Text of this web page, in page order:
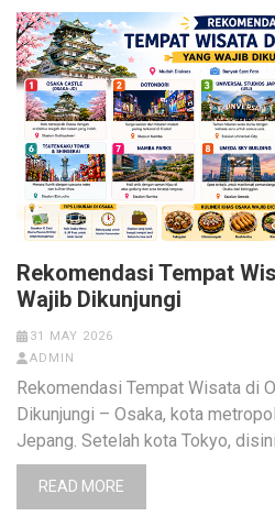
Rekomendasi Tempat
Wajib Dikunjungi
31 MAY 2026
ADMIN
Rekomendasi Tempat Wisata di
Dikunjungi – Osaka, kota
Jepang. Setelah kota Tokyo,
READ MORE